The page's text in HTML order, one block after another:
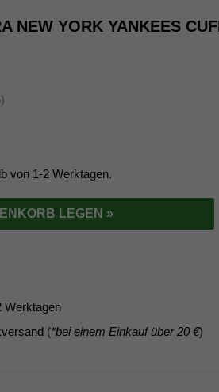
NEW YORK YANKEES
von 1-2 Werktagen.
LEGEN »
Werktagen
(*bei einem Einkauf über 20 €)